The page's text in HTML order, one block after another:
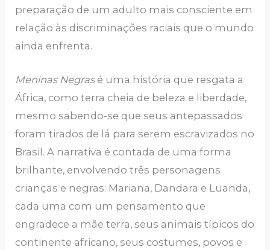
preparação de um adulto mais consciente em
relação às discriminações raciais que o mundo
ainda enfrenta.
Meninas Negrasé uma história que resgata a
África, como terra cheia de beleza e liberdade,
mesmo sabendo-se que seus antepassados
foram tirados de lá para serem escravizados no
Brasil. A narrativa é contada de uma forma
brilhante, envolvendo três personagens
crianças e negras: Mariana, Dandara e Luanda,
cada uma com um pensamento que
engradece a mãe terra, seus animais típicos do
continente africano, seus costumes, povos e